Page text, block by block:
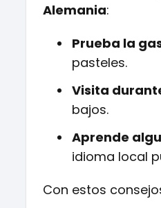
Alemania:
Prueba la
pasteles.
Visita
bajos.
Aprende
idioma local
Con estos